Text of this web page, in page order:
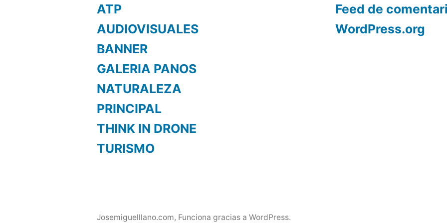
ATP
AUDIOVISUALES
BANNER
GALERIA PANOS
NATURALEZA
PRINCIPAL
THINK IN DRONE
TURISMO
Feed de
WordPress.org
Josemiguelllano.com, Funciona gracias a WordPress.